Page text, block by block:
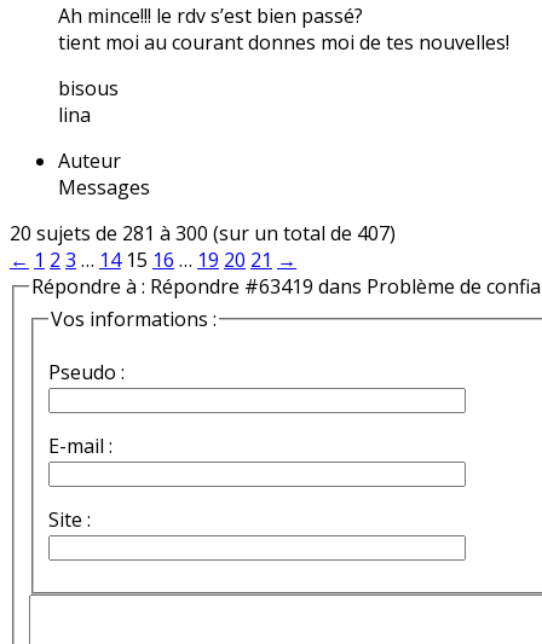
Ah mince!!! le rdv s’est bien passé?
tient moi au courant donnes moi de tes nouvelles!
bisous
lina
Auteur
Messages
20 sujets de 281 à 300 (sur un total de 407)
← 1 2 3 … 14 15 16 … 19 20 21 →
Répondre à : Répondre #63419 dans Problème de
Vos informations :
Pseudo :
E-mail :
Site :